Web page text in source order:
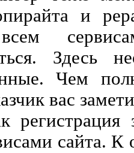
и
Здесь
Чем
вас
регистрация
сайта. К